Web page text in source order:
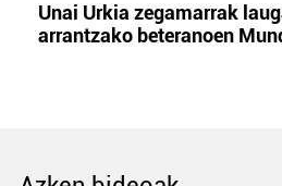
Unai Urkia zegamarrak
arrantzako beteranoen